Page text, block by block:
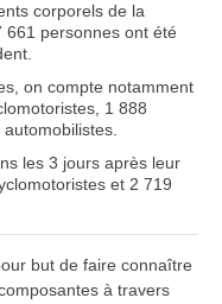
corporels de la
personnes ont été
on compte notamment
1 888
les 3 jours après leur
et 2 719
but de faire connaître
à travers